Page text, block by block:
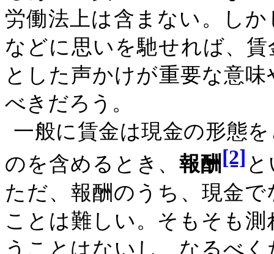
労働法上は含まない。し
などに思いを馳せれば、
とした声かけが重要な意
べきだろう。
一般に賃金は現金の形態
のを含めるとき、報酬[2]
ただ、報酬のうち、現金
ことは難しい。そもそも
うことはないし、なるべ